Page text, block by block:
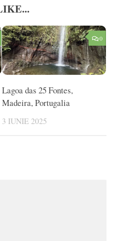
0
Lagoa das 25 Fontes,
Madeira, Portugalia
3 IUNIE 2025